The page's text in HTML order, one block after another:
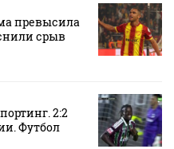
превысила
срыв
2:2
Футбол